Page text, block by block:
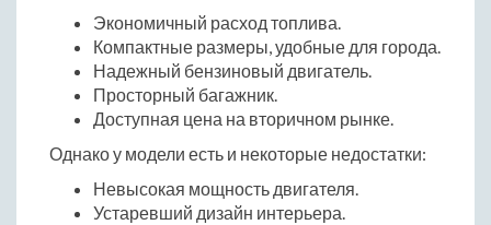
Экономичный расход топлива.
Компактные размеры, удобные для города.
Надежный бензиновый двигатель.
Просторный багажник.
Доступная цена на вторичном рынке.
Однако у модели есть и некоторые недостатки:
Невысокая мощность двигателя.
Устаревший дизайн интерьера.